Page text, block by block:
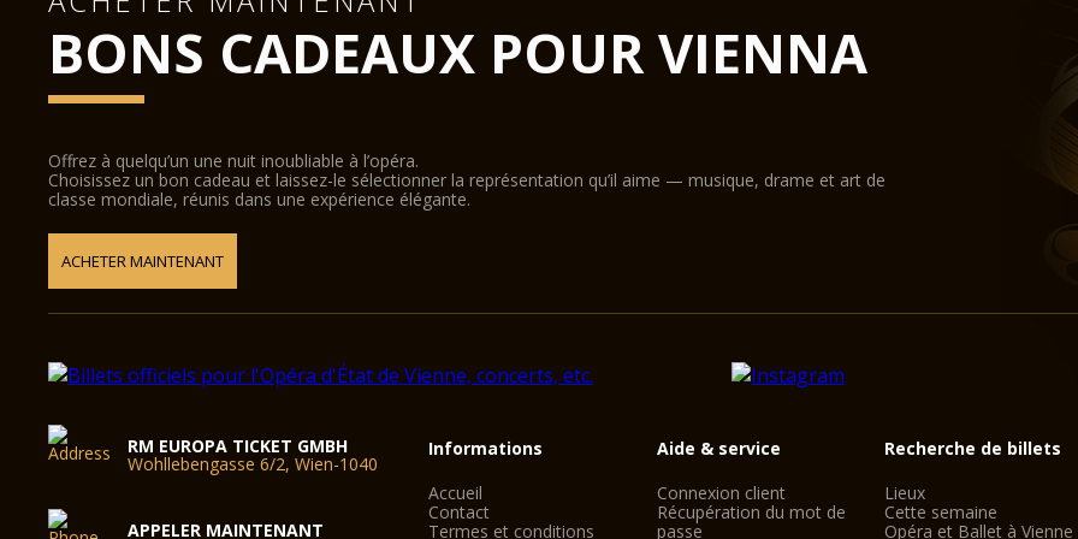
Ouvrir et relaxant,
salle Mozart
idéal pour tous les
Lieder de quatuors
public d'environ
concerts de
La salle Mozart
acoustique
grands ensembles
enregistrements.
de l'immeuble:
l'Hôtel Mozart est
SCHUBERT
BONS CADEAUX POUR VIENNA
Offrez à quelqu’un une nuit inoubliable à l’opéra.
Choisissez un bon cadeau et laissez-le sélectionner la représentation qu’il aime — musique, drame et art de
classe mondiale, réunis dans une expérience élégante.
ACHETER MAINTENANT
RM EUROPA TICKET GMBH
Wohllebengasse 6/2, Wien-1040
APPELER MAINTENANT
Informations
Accueil
Contact
Termes et conditions
Aide & service
Connexion client
Récupération du mot de
passe
Recherche de billets
Lieux
Cette semaine
Opéra et Ballet à Vienne